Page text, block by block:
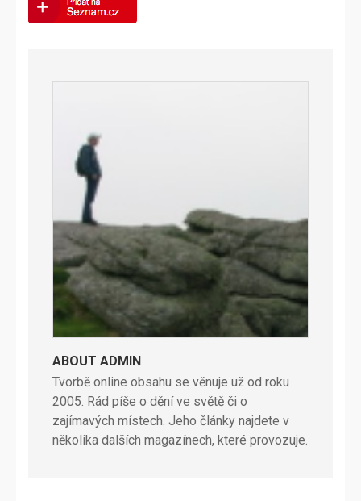
ABOUT ADMIN
Tvorbě online obsahu se věnuje už od roku
2005. Rád píše o dění ve světě či o
zajímavých místech. Jeho články najdete v
několika dalších magazínech, které provozuje.